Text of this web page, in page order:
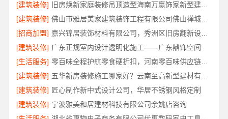
[建筑装修]
旧房焕新家庭装修吊顶造型海南万赢饰家新型建筑材料有限公
[建筑装修]
佛山市雅居美家建筑装饰工程有限公司佛山禅城品质家装施工
[招商加盟]
嘉兴锦居装饰材料有限公司，秀洲区旧房翻新设计优选
[建筑装修] 广东正规室内设计透明化施工——广东鼎饰空间
[生活服务]
零百味全程护航零食硬折扣，河南零百味供应链有限公司
[建筑装修]
[建筑装修] 匠心制作新中式设计公司，华居不锈钢风格定制
[建筑装修] 宁波雅美和居建材科技有限公司余姚店咨询